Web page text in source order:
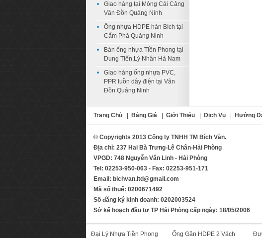
Giao hàng tại Móng Cái Cảng
Vân Đồn Quảng Ninh
Ống nhựa HDPE hàn Bích tại
Cẩm Phả Quảng Ninh
Bán ống nhựa Tiền Phong tại
Dung Tiến,Lý Nhân Hà Nam
Giao hàng ống nhựa PVC,
PPR luồn dây điện tại Vân
Đồn Quảng Ninh
Trang Chủ Bảng Giá Giới Thiệu Dịch Vụ Hướng
© Copyrights 2013 Công ty TNHH TM Bích Vân.
Địa chỉ: 237 Hai Bà Trưng-Lê Chân-Hải Phòng
VPGD: 748 Nguyễn Văn Linh - Hải Phòng
Tel: 02253-950-063 - Fax: 02253-951-171
Email: bichvan.ltd@gmail.com
Mã số thuế: 0200671492
Số đăng ký kinh doanh: 0202003524
Sở kế hoạch đầu tư TP Hải Phòng cấp ngày: 18/05/2006
Đại Lý Nhựa Tiền Phong Ống Gân HDPE 2 Vách